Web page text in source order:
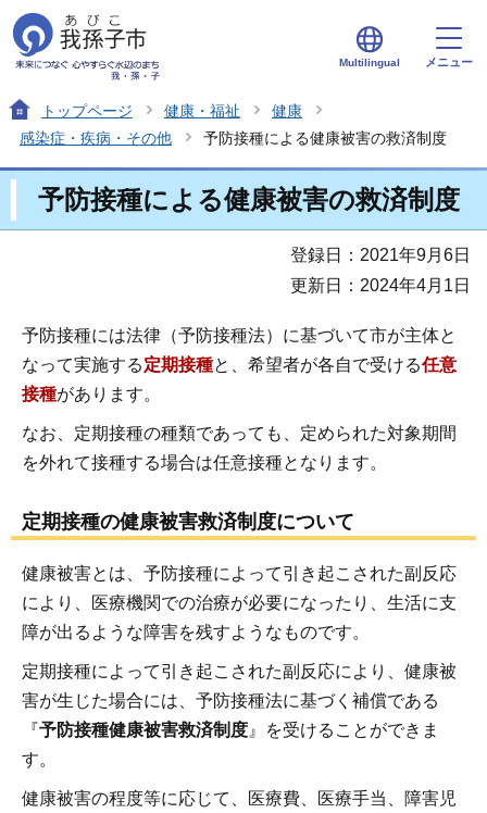
Multilingual メニュー
トップページ 健康・福祉
健康
感染症・疾病・その他
予防接種による健康被害の救済制度
予防接種による健康被害の救済制度
登録日：2021年9月6日
更新日：2024年4月1日
予防接種には法律（予防接種法）に基づいて市が主体と
なって実施する定期接種と、希望者が各自で受ける任意
接種があります。
なお、定期接種の種類であっても、定められた対象期間
を外れて接種する場合は任意接種となります。
定期接種の健康被害救済制度について
健康被害とは、予防接種によって引き起こされた副反応
により、医療機関での治療が必要になったり、生活に支
障が出るような障害を残すようなものです。
定期接種によって引き起こされた副反応により、健康被
害が生じた場合には、予防接種法に基づく補償である
『予防接種健康被害救済制度 』を受けることができま
す。
健康被害の程度等に応じて、医療費、医療手当、障害児